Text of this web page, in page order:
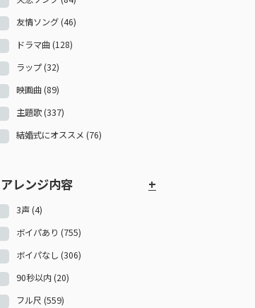
友情ソング(46)
ドラマ曲(128)
ラップ(32)
映画曲(89)
主題歌(337)
結婚式にオススメ (76)
アレンジ内容 +
3声(4)
ボイパあり (755)
ボイパなし (306)
90秒以内 (20)
フル尺 (559)